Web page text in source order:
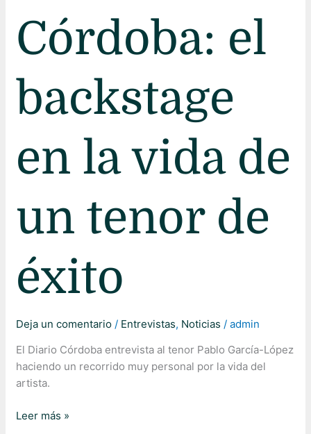
Córdoba: el
backstage
en la vida de
un tenor de
éxito
Deja un comentario / Entrevistas, Noticias /admin
El Diario Córdoba entrevista al tenor Pablo García-López
haciendo un recorrido muy personal por la vida del
artista.
Leer más »